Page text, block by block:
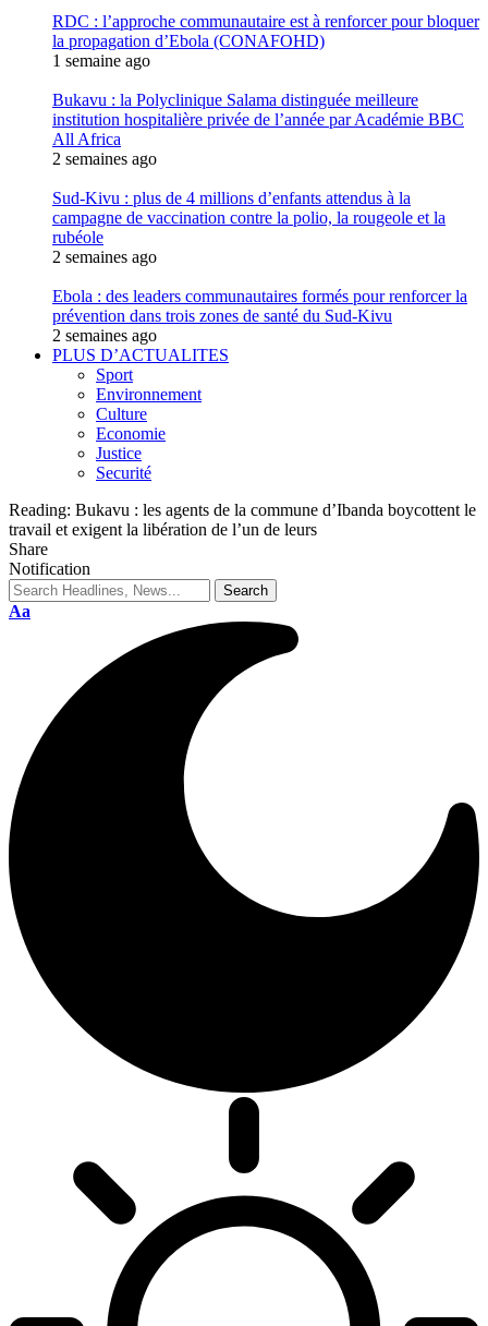
RDC : l’approche communautaire est à renforcer pour bloquer
la propagation d’Ebola (CONAFOHD)
1 semaine ago
Bukavu : la Polyclinique Salama distinguée meilleure
institution hospitalière privée de l’année par Académie BBC
All Africa
2 semaines ago
Sud-Kivu : plus de 4 millions d’enfants attendus à la
campagne de vaccination contre la polio, la rougeole et la
rubéole
2 semaines ago
Ebola : des leaders communautaires formés pour renforcer la
prévention dans trois zones de santé du Sud-Kivu
2 semaines ago
PLUS D’ACTUALITES
Sport
Environnement
Culture
Economie
Justice
Securité
Reading: Bukavu : les agents de la commune d’Ibanda boycottent le
travail et exigent la libération de l’un de leurs
Share
Notification
Aa